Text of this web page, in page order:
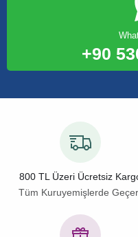
+90
800 TL Üzeri Ücretsiz
Tüm Kuruyemişlerde